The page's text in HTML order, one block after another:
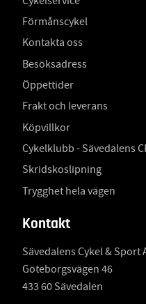
Förmånscykel
Kontakta oss
Besöksadress
Öppettider
Frakt och leverans
Köpvillkor
Cykelklubb - Sävedalens
Skridskoslipning
Trygghet hela vägen
Kontakt
Sävedalens Cykel & Sport
Göteborgsvägen 46
433 60 Sävedalen